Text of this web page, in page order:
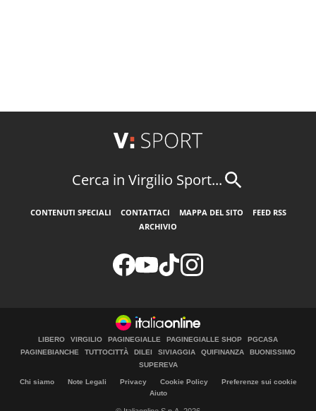
Cerca in Virgilio Sport...
CONTENUTI SPECIALI CONTATTACI MAPPA DEL SITO
FEED RSS
ARCHIVIO
LIBERO VIRGILIO PAGINEGIALLE PAGINEGIALLE SHOP
PGCASA
PAGINEBIANCHE
TUTTOCITTÀ DILEI SIVIAGGIA QUIFINANZA
BUONISSIMO
SUPEREVA
Chi siamo Note Legali Privacy Cookie Policy
Preferenze sui cookie
Aiuto